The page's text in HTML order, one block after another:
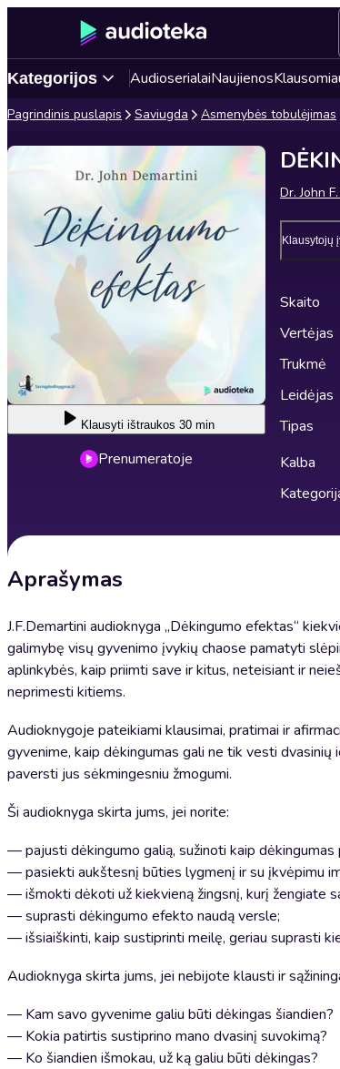
Kategorijos AudioserialaiNaujienos
Pagrindinis puslapis Saviugda Asmenybės tobulėjimas
Klausyti ištraukos 30 min
Prenumeratoje
Dr. John
Klausytojų
Skaito
Vertėjas
Trukmė
Leidėjas
Tipas
Kalba
Aprašymas
J.F.Demartini audioknyga „Dėkingumo efektas“
galimybę visų gyvenimo įvykių chaose pamatyti
aplinkybės, kaip priimti save ir kitus, neteisiant ir
neprimesti kitiems.
Audioknygoje pateikiami klausimai, pratimai ir
gyvenime, kaip dėkingumas gali ne tik vesti
paversti jus sėkmingesniu žmogumi.
Ši audioknyga skirta jums, jei norite:
— pajusti dėkingumo galią, sužinoti kaip
— pasiekti aukštesnį būties lygmenį ir su įkvėpimu
— išmokti dėkoti už kiekvieną žingsnį, kurį žengiate
— suprasti dėkingumo efekto naudą versle;
— išsiaiškinti, kaip sustiprinti meilę, geriau suprasti
Audioknyga skirta jums, jei nebijote klausti ir
— Kam savo gyvenime galiu būti dėkingas šiandien?
— Kokia patirtis sustiprino mano dvasinį suvokimą?
— Ko šiandien išmokau, už ką galiu būti dėkingas?